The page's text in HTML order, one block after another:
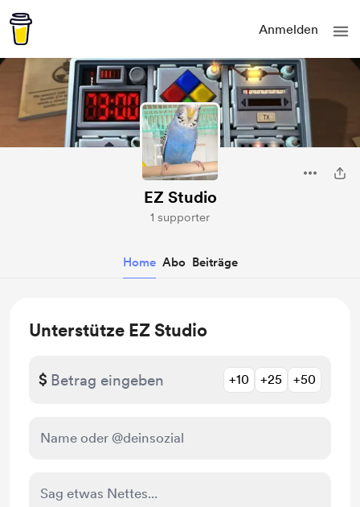
Anmelden
EZ Studio
1 supporter
Home Abo Beiträge
Unterstütze EZ Studio
$ +10 +25 +50